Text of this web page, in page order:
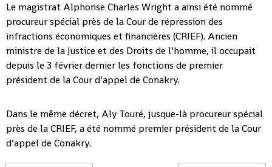
Le magistrat Alphonse Charles Wright a ainsi été nommé
procureur spécial près de la Cour de répression des
infractions économiques et financières (CRIEF). Ancien
ministre de la Justice et des Droits de l’homme, il occupait
depuis le 3 février dernier les fonctions de premier
président de la Cour d’appel de Conakry.
Dans le même décret, Aly Touré, jusque-là procureur spécial
près de la CRIEF, a été nommé premier président de la Cour
d’appel de Conakry.